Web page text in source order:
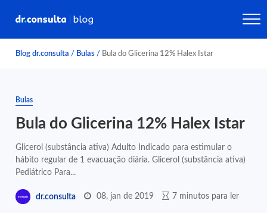
Blog dr.consulta / Bulas / Bula do Glicerina 12% Halex Istar
Bulas
Bula do Glicerina 12% Halex Istar
Glicerol (substância ativa) Adulto Indicado para estimular o
hábito regular de 1 evacuação diária. Glicerol (substância ativa)
Pediátrico Para...
dr.consulta 08, jan de 2019 7 minutos para ler